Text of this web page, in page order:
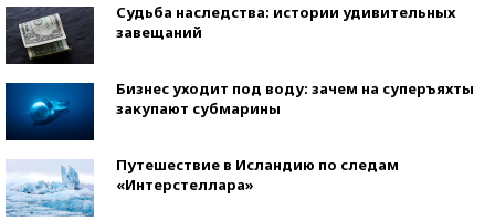
Судьба наследства: истории удивительных
завещаний
Бизнес уходит под воду: зачем на суперъяхты
закупают субмарины
Путешествие в Исландию по следам
«Интерстеллара»